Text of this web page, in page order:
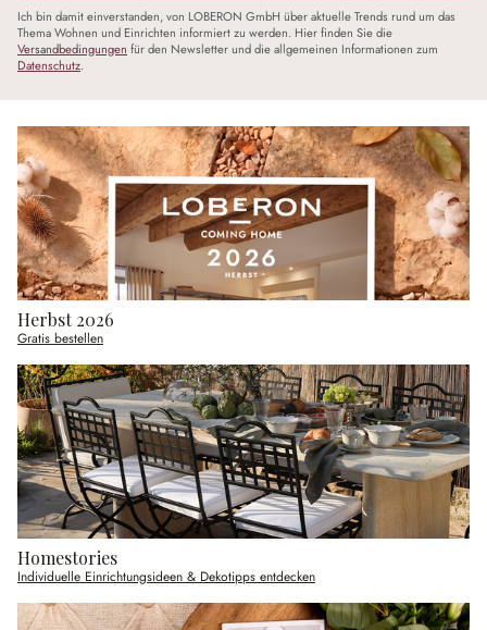
Ich bin damit einverstanden, von LOBERON GmbH über aktuelle Trends rund um das
Thema Wohnen und Einrichten informiert zu werden. Hier finden Sie die
Versandbedingungen für den Newsletter und die allgemeinen Informationen zum
Datenschutz.
Herbst 2026
Gratis bestellen
Homestories
Individuelle Einrichtungsideen & Dekotipps entdecken